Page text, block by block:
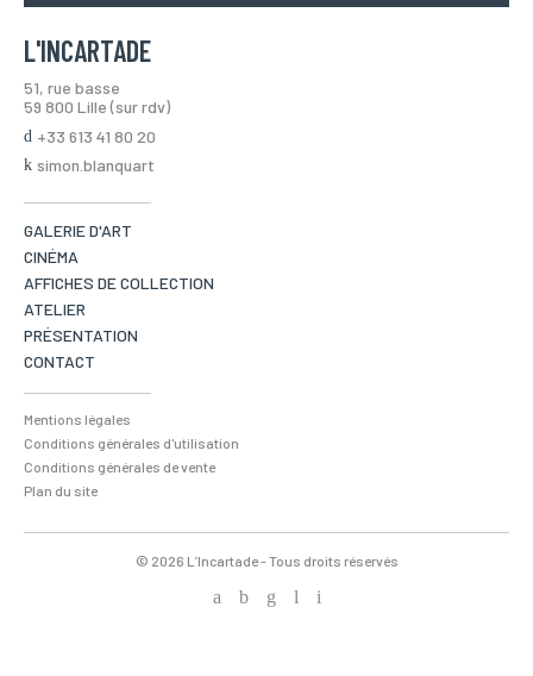
L'INCARTADE
51, rue basse
59 800 Lille (sur rdv)
+33 613 41 80 20
simon.blanquart
GALERIE D'ART
CINÉMA
AFFICHES DE COLLECTION
ATELIER
PRÉSENTATION
CONTACT
Mentions légales
Conditions générales d'utilisation
Conditions générales de vente
Plan du site
© 2026 L’Incartade - Tous droits réservés